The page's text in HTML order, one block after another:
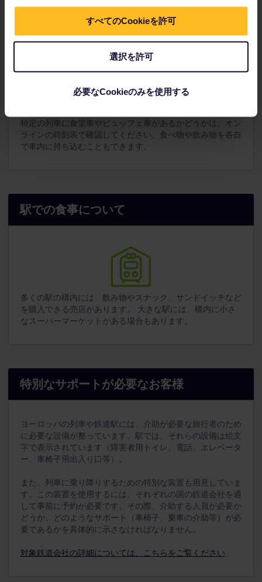
すべてのCookieを許可
選択を許可
必要なCookieのみを使用する
ヨーロッパの多くの長距離列車には朝食や昼食、夕食をとる
ことができる、フルサービスの食堂車両があります。その他
の列車では、ビュッフェ車両で軽食やスナック、飲物が用意
されている場合があります。
特定の列車に食堂車やビュッフェ車があるかどうかは、オン
ラインの時刻表で確認してください。食べ物や飲み物を各自
で車内に持ち込むこともできます。
駅での食事について
多くの駅の構内には、飲み物やスナック、サンドイッチなど
を購入できる売店があります。 大きな駅には、構内に小さ
なスーパーマーケットがある場合もあります。
特別なサポートが必要なお客様
ヨーロッパの列車や鉄道駅には、介助が必要な旅行者のため
に必要な設備が整っています。駅では、それらの設備は絵文
字で表示されています（障害者用トイレ、電話、エレベータ
ー、車椅子用出入り口等）。
また、列車に乗り降りするための特別な装置も用意していま
す。この装置を使用するには、それぞれの国の鉄道会社を通
して事前に予約が必要です。その際、介助する人員が必要か
どうか、どのようなサポート（車椅子、乗車の介助等）が必
要であるかを具体的に示さなければなりません。
対象鉄道会社の詳細については、こちらをご覧ください